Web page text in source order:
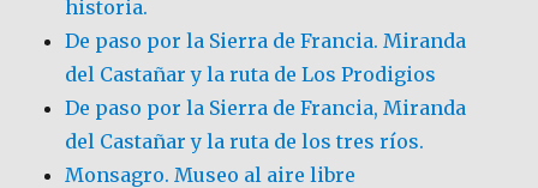
historia.
De paso por la Sierra de Francia. Miranda
del Castañar y la ruta de Los Prodigios
De paso por la Sierra de Francia, Miranda
del Castañar y la ruta de los tres ríos.
Monsagro. Museo al aire libre